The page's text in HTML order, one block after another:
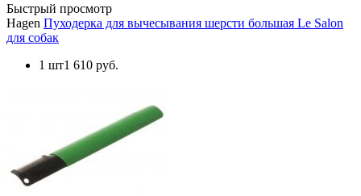
Быстрый просмотр
Hagen Пуходерка для вычесывания шерсти большая Le Salon
для собак
1 шт1 610 руб.